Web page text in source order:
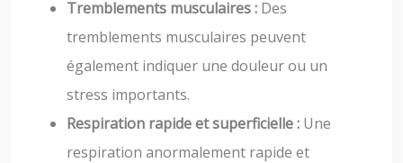
Tremblements musculaires : Des
tremblements musculaires peuvent
également indiquer une douleur ou un
stress importants.
Respiration rapide et superficielle : Une
respiration anormalement rapide et